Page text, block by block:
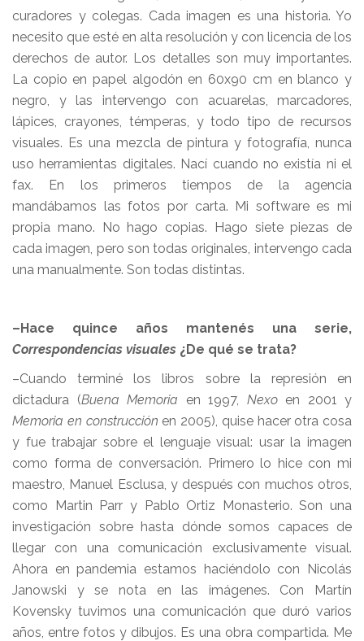
curadores y colegas. Cada imagen es una historia. Yo
necesito que esté en alta resolución y con licencia de los
derechos de autor. Los detalles son muy importantes.
La copio en papel algodón en 60x90 cm en blanco y
negro, y las intervengo con acuarelas, marcadores,
lápices, crayones, témperas, y todo tipo de recursos
visuales. Es una mezcla de pintura y fotografía, nunca
uso herramientas digitales. Nací cuando no existía ni el
fax. En los primeros tiempos de la agencia
mandábamos las fotos por carta. Mi software es mi
propia mano. No hago copias. Hago siete piezas de
cada imagen, pero son todas originales, intervengo cada
una manualmente. Son todas distintas.
–Hace quince años mantenés una serie,
Correspondencias visuales ¿De qué se trata?
–Cuando terminé los libros sobre la represión en
dictadura (Buena Memoria en 1997, Nexoen 2001 y
Memoria en construcción en 2005), quise hacer otra cosa
y fue trabajar sobre el lenguaje visual: usar la imagen
como forma de conversación. Primero lo hice con mi
maestro, Manuel Esclusa, y después con muchos otros,
como Martin Parr y Pablo Ortiz Monasterio. Son una
investigación sobre hasta dónde somos capaces de
llegar con una comunicación exclusivamente visual.
Ahora en pandemia estamos haciéndolo con Nicolás
Janowski y se nota en las imágenes. Con Martín
Kovensky tuvimos una comunicación que duró varios
años, entre fotos y dibujos. Es una obra compartida. Me